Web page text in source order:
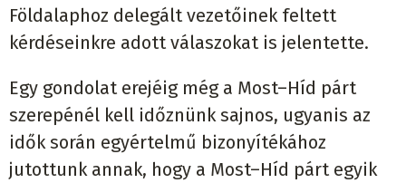
Földalaphoz delegált vezetőinek feltett
kérdéseinkre adott válaszokat is jelentette.
Egy gondolat erejéig még a Most–Híd párt
szerepénél kell időznünk sajnos, ugyanis az
idők során egyértelmű bizonyítékához
jutottunk annak, hogy a Most–Híd párt egyik